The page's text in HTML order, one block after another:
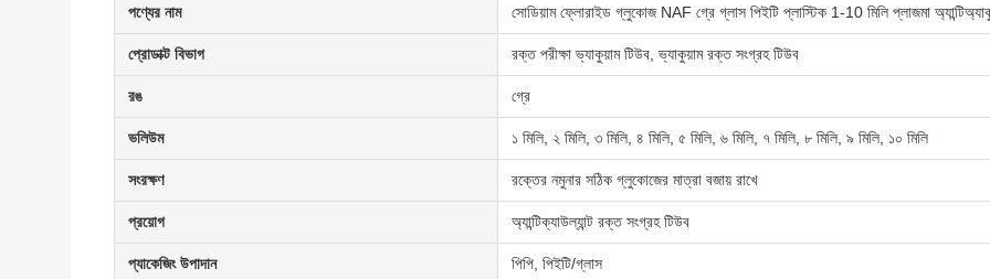
পণ্যের নাম সোডিয়াম ফ্লোরাইড গ্লুকোজ NAF গ্রে গ্লাস পিইটি প্লাস্টিক 1-10 মিলি প্লাজমা
প্রোডাক্ট বিভাগ রক্ত পরীক্ষা ভ্যাকুয়াম টিউব, ভ্যাকুয়াম রক্ত সংগ্রহ টিউব
রঙ গ্রে
ভলিউম ১ মিলি, ২ মিলি, ৩ মিলি, ৪ মিলি, ৫ মিলি, ৬ মিলি, ৭ মিলি, ৮ মিলি, ৯ মিলি, ১০ মিলি
সংরক্ষণ রক্তের নমুনার সঠিক গ্লুকোজের মাত্রা বজায় রাখে
প্রয়োগ অ্যান্টিক্যাউল্যান্ট রক্ত সংগ্রহ টিউব
প্যাকেজিং উপাদান পিপি, পিইটি/গ্লাস